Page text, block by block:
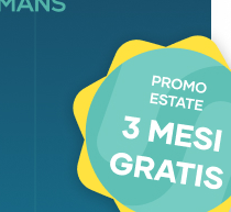
un luogo ricco di
il nostro